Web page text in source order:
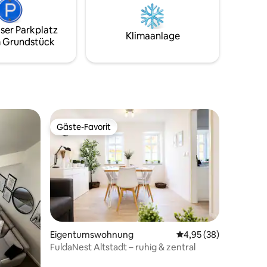
zum
über der Ferienwohnung. Wir geben
unser bestes, dennoch können
entsprechende Geräusche zu hören
sein.
Parkplatz
Grundstück
Klimaanlage
Bewertungen
Gäste-Favorit
Gäste-Favorit
Eigentumswohnung Durchschnittliche
4,95 (38)
FuldaNest Altstadt – ruhig & zentral